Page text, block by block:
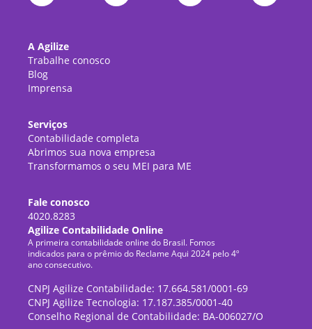
A Agilize
Trabalhe conosco
Blog
Imprensa
Serviços
Contabilidade completa
Abrimos sua nova empresa
Transformamos o seu MEI para ME
Fale conosco
4020.8283
Agilize Contabilidade Online
A primeira contabilidade online do Brasil. Fomos
indicados para o prêmio do Reclame Aqui 2024 pelo 4º
ano consecutivo.
CNPJ Agilize Contabilidade: 17.664.581/0001-69
CNPJ Agilize Tecnologia: 17.187.385/0001-40
Conselho Regional de Contabilidade: BA-006027/O